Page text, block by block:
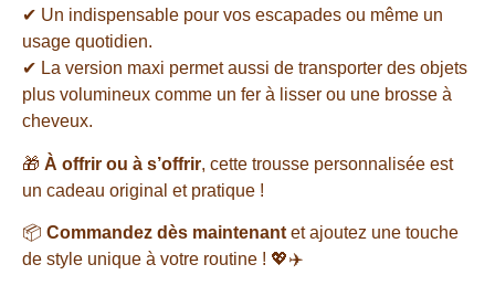
✔ Un indispensable pour vos escapades ou même un
usage quotidien.
✔ La version maxi permet aussi de transporter des objets
plus volumineux comme un fer à lisser ou une brosse à
cheveux.
🎁 À offrir ou à s’offrir, cette trousse personnalisée est
un cadeau original et pratique !
📦 Commandez dès maintenant et ajoutez une touche
de style unique à votre routine ! 💖✈️